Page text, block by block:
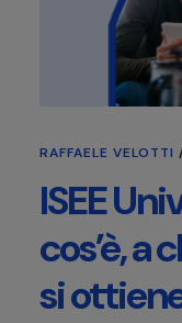
RAFFAELE VELOTTI
ISEE
cos’è, a
si